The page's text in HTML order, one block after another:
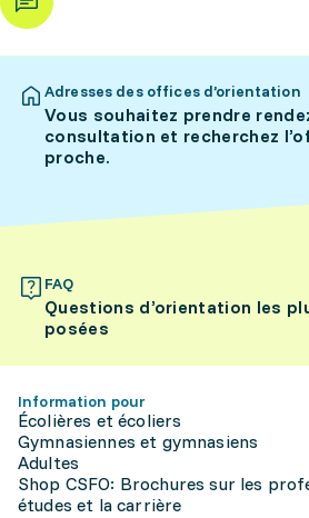
Adresses des offices d’orientation
Vous souhaitez prendre
consultation et recherchez
proche.
FAQ
Questions d’orientation les
posées
Information pour
Écolières et écoliers
Gymnasiennes et gymnasiens
Adultes
Shop CSFO: Brochures sur les
études et la carrière